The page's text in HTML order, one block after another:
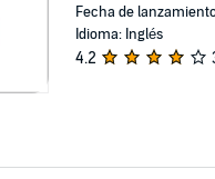
Fecha de
Idioma: Inglés
4.2